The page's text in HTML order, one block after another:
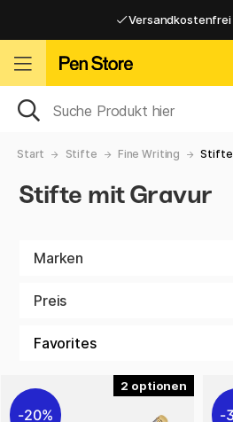
Versandkostenfrei
Versandkostenfrei
Start Stifte Fine Writing Stifte
Stifte mit Gravur
Marken
Preis
2
20%